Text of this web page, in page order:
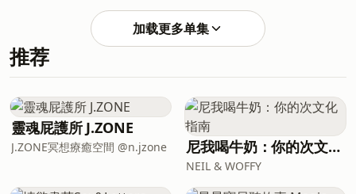
Telegram @mysticislandjc🌳
https://lin
二十一面相事件。感謝大家支持。You
may support the channel with a
coffee :)☕
你嘅奇情故：
📱Instagram @mysticislandjc📱
Telegram @mysticislandjc🌳
https://linktr.ee/myst
點解最後會演變成震驚全國嘅分屍慘案？
就等我哋返到一九九八年嘅泰國曼谷，重
https://buymeacoffee.com/mysticislandjc
你嘅奇情故：
https://forms.gle/54924zaUXzquBbsg8
📱Instagram @mysticislandjc📱
Telegram @mysticislandjc🌳
https://linktr.ee/mysticislandjc
加载更多单集
推荐
靈魂屁護所 J.ZONE
J.ZONE冥想療癒空間 @n.jzone 尼我喝牛奶：你的次文化指南
NEIL & WOFFY